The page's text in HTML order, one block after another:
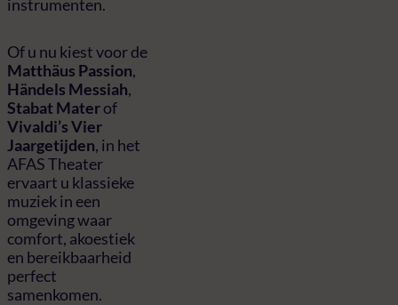
instrumenten.
Of u nu kiest voor de
Matthäus Passion,
Händels Messiah,
Stabat Materof
Vivaldi’s Vier
Jaargetijden, in het
AFAS Theater
ervaart u klassieke
muziek in een
omgeving waar
comfort, akoestiek
en bereikbaarheid
perfect
samenkomen.